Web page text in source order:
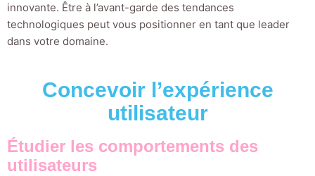
innovante. Être à l’avant-garde des tendances
technologiques peut vous positionner en tant que leader
dans votre domaine.
Concevoir l’expérience
utilisateur
Étudier les comportements des
utilisateurs